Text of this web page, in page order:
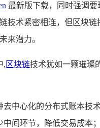
最新版下载，同时强调
技术紧密相连，但区块
来潜力。
, 区块链技术犹如一颗璀璨
去中心化的分布式账本技
间环节，降低交易成本